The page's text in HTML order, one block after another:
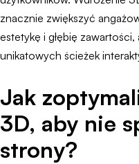
znacznie zwiększyć
estetykę i głębię
unikatowych ścieżek
Jak
3D, aby nie
strony?